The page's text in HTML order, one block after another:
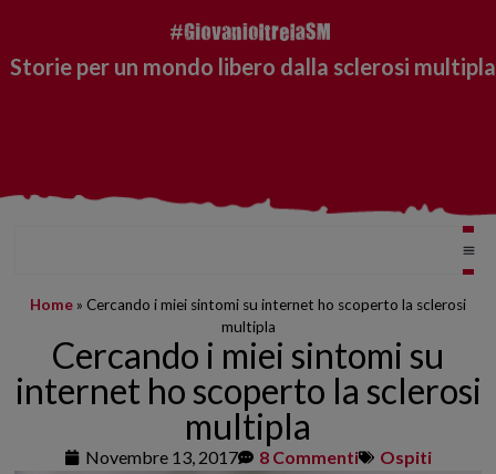
Storie per un mondo libero dalla sclerosi multipla
Home » Cercando i miei sintomi su internet ho scoperto la sclerosi
multipla
Cercando i miei sintomi su
internet ho scoperto la sclerosi
multipla
Novembre 13, 2017 8 Commenti Ospiti